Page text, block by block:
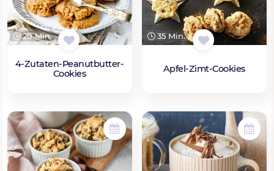
20 Min.
4-Zutaten-Peanutbutter-
Cookies
35 Min.
Apfel-Zimt-Cookies